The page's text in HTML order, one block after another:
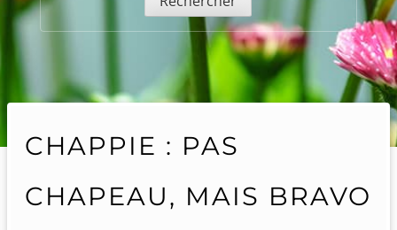
CHAPPIE : PAS
CHAPEAU, MAIS BRAVO